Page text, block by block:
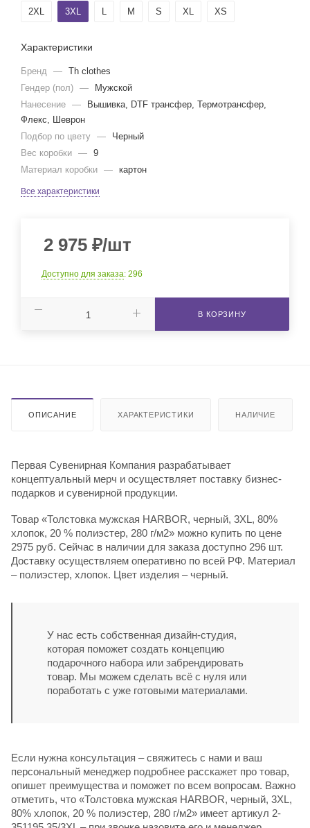
2ХL 3XL L M S XL XS
Характеристики
Бренд — Th clothes
Гендер (пол) —
Мужской
Нанесение —
Вышивка, DTF трансфер, Термотрансфер,
Флекс, Шеврон
Подбор по цвету —
Черный
Вес коробки — 9
Материал коробки — картон
Все характеристики
2 975 ₽/шт
Доступно для заказа: 296
В КОРЗИНУ
ОПИСАНИЕ ХАРАКТЕРИСТИКИ НАЛИЧИЕ
Первая Сувенирная Компания разрабатывает
концептуальный мерч и осуществляет поставку бизнес-
подарков и сувенирной продукции.
Товар «Толстовка мужская HARBOR, черный, 3XL, 80%
хлопок, 20 % полиэстер, 280 г/м2» можно купить по цене
2975 руб. Сейчас в наличии для заказа доступно 296 шт.
Доставку осуществляем оперативно по всей РФ. Материал
– полиэстер, хлопок. Цвет изделия – черный.
У нас есть собственная дизайн-студия,
которая поможет создать концепцию
подарочного набора или забрендировать
товар. Мы можем сделать всё с нуля или
поработать с уже готовыми материалами.
Если нужна консультация – свяжитесь с нами и ваш
персональный менеджер подробнее расскажет про товар,
опишет преимущества и поможет по всем вопросам. Важно
отметить, что «Толстовка мужская HARBOR, черный, 3XL,
80% хлопок, 20 % полиэстер, 280 г/м2» имеет артикул 2-